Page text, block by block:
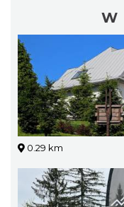
W
0.29 km